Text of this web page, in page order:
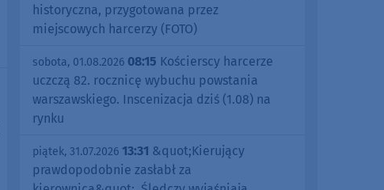
historyczna, przygotowana przez
miejscowych harcerzy (FOTO)
sobota, 01.08.2026 08:15 Kościerscy harcerze
uczczą 82. rocznicę wybuchu powstania
warszawskiego. Inscenizacja dziś (1.08) na
rynku
piątek, 31.07.2026 13:31 &quot;Kierujący
prawdopodobnie zasłabł za